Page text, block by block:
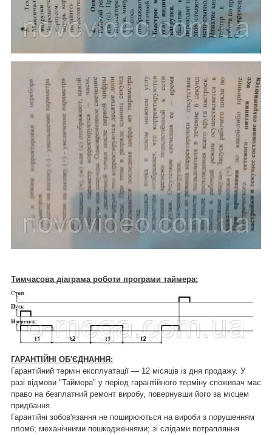
Тимчасова діаграма роботи програми таймера:
ГАРАНТІЙНІ ОБ'ЄДНАННЯ:
Гарантійний термін експлуатації — 12 місяців із дня продажу. У
разі відмови "Таймера" у період гарантійного терміну споживач має
право на безплатний ремонт виробу, повернувши його за місцем
придбання.
Гарантійні зобов'язання не поширюються на вироби з порушенням
пломб; механічними пошкодженнями; зі слідами потрапляння